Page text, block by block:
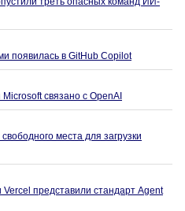
появилась в GitHub Copilot
связано с OpenAI
места для загрузки
представили стандарт Agent